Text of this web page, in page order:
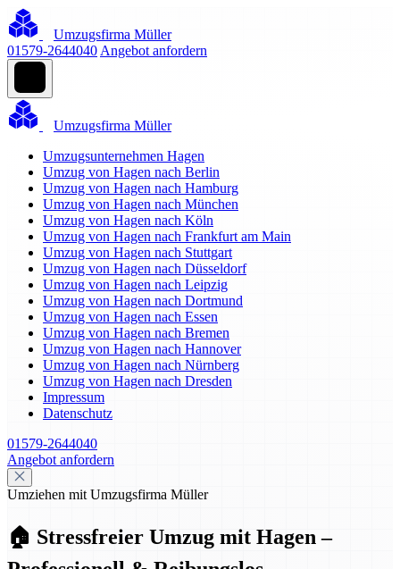
Umzugsfirma Müller
01579-2644040 Angebot anfordern
Umzugsfirma Müller
Umzugsunternehmen Hagen
Umzug von Hagen nach Berlin
Umzug von Hagen nach Hamburg
Umzug von Hagen nach München
Umzug von Hagen nach Köln
Umzug von Hagen nach Frankfurt am Main
Umzug von Hagen nach Stuttgart
Umzug von Hagen nach Düsseldorf
Umzug von Hagen nach Leipzig
Umzug von Hagen nach Dortmund
Umzug von Hagen nach Essen
Umzug von Hagen nach Bremen
Umzug von Hagen nach Hannover
Umzug von Hagen nach Nürnberg
Umzug von Hagen nach Dresden
Impressum
Datenschutz
01579-2644040
Angebot anfordern
Umziehen mit Umzugsfirma Müller
🏠 Stressfreier Umzug mit Hagen –